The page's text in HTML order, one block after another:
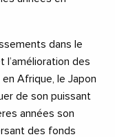
dans le
l’amélioration des
Afrique, le Japon
de son puissant
années son
des fonds